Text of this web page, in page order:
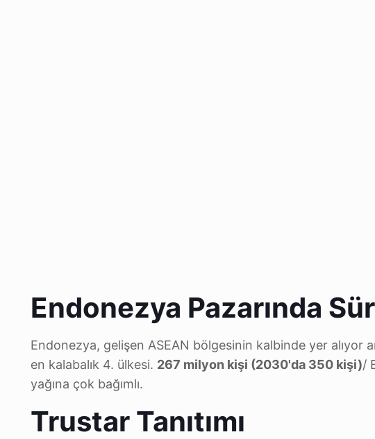
Endonezya Pazarında
Endonezya, gelişen ASEAN bölgesinin kalbinde yer alıyor
en kalabalık 4. ülkesi. 267 milyon kişi (2030'da 350 kişi)/
yağına çok bağımlı.
Trustar Tanıtımı